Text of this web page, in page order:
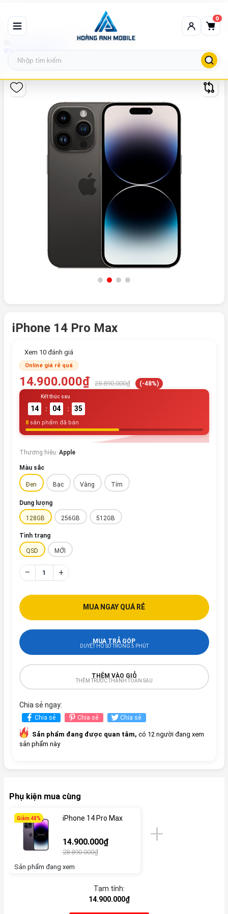
0
iPhone 14 Pro Max
iPhone 14 Pro Max
Xem 10 đánh giá
Online giá rẻ quá
14.900.000₫ 28.890.000₫ (-48%)
Kết thúc sau
14 : 04 : 35
8sản phẩm đã bán
Thương hiệu: Apple
Màu sắc
Đen Bạc Vàng Tím
Dung lượng
128GB 256GB 512GB
Tình trạng
QSD MỚI
– +
MUA NGAY QUÁ RẺ
MUA TRẢ GÓP
DUYỆT HỒ SƠ TRONG 5 PHÚT
THÊM VÀO GIỎ
THÊM TRƯỚC THANH TOÁN SAU
Chia sẻ ngay:
Chia sẻ Chia sẻ Chia sẻ
Sản phẩm đang được quan tâm, có 12 người đang xem
sản phẩm này
Phụ kiện mua cùng
Giảm 48% iPhone 14 Pro Max
14.900.000₫
28.890.000₫
Sản phẩm đang xem
Tạm tính:
14.900.000₫